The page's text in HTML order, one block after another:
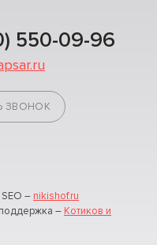
550-09-96
ЗВОНОК
– nikishof.ru
– Котиков и